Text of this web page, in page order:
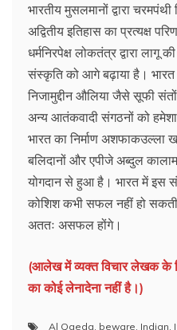
भारतीय मुसलमानों द्वारा
अद्वितीय इतिहास का प्रत्यक्ष
धर्मनिरपेक्ष लोकतंत्र द्वारा लागू
संस्कृति को आगे बढ़ाया है। भारत
निजामुद्दीन औलिया जैसे सूफी
अन्य आतंकवादी संगठनों को
भारत का निर्माण
बलिदानों और एपीजे अब्दुल
योगदान से हुआ है। भारत में इस
कोशिश कभी सफल नहीं हो
अततः असफल होंगे।
(आलेख में व्यक्त विचार लेखक के
का कोई लेनादेना नहीं है।)
Al Qaeda beware Indian